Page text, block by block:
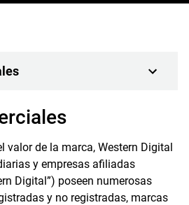
valor de la marca, Western Digital
y empresas afiliadas
Digital”) poseen numerosas
y no registradas, marcas